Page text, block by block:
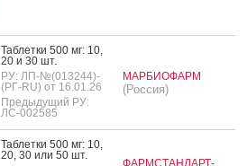
Таб­летки 500 мг: 10,
20 и 30 шт.
РУ: ЛП-№(013244)-
(РГ-RU) от 16.01.26
Предыдущий РУ:
ЛС-002585
МАРБИОФАРМ
(Россия)
Таб­летки 500 мг: 10,
20, 30 или 50 шт.
ФАРМСТАНДАРТ-